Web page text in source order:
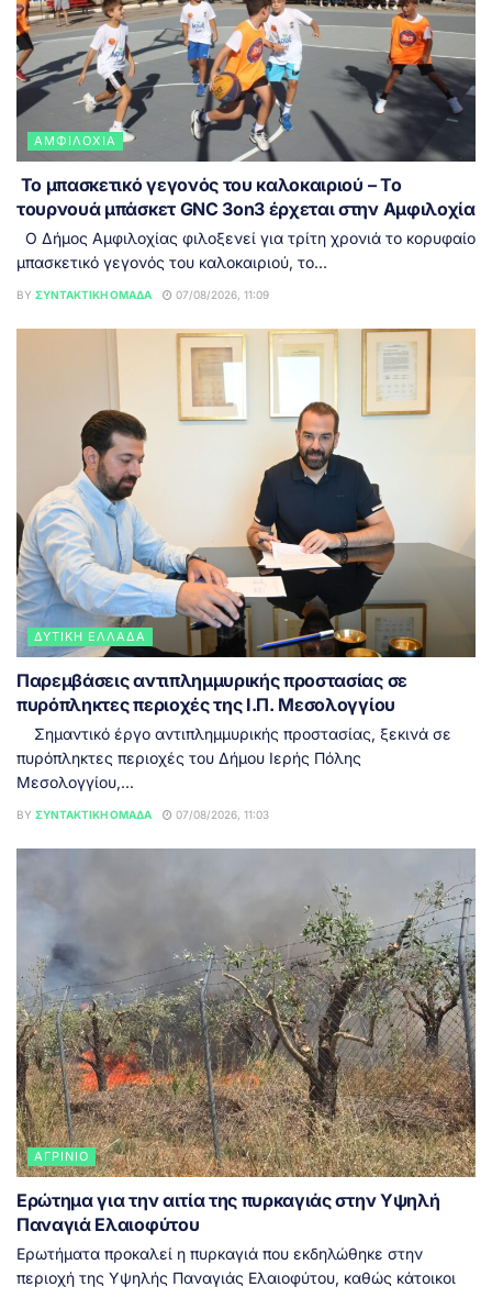
ΑΜΦΙΛΟΧΊΑ
Το μπασκετικό γεγονός του καλοκαιριού – Το
τουρνουά μπάσκετ GNC 3on3 έρχεται στην Αμφιλοχία
Ο Δήμος Αμφιλοχίας φιλοξενεί για τρίτη χρονιά το κορυφαίο
μπασκετικό γεγονός του καλοκαιριού, το...
BY ΣΥΝΤΑΚΤΙΚΉ ΟΜΆΔΑ 07/08/2026, 11:09
ΔΥΤΙΚΉ ΕΛΛΆΔΑ
Παρεμβάσεις αντιπλημμυρικής προστασίας σε
πυρόπληκτες περιοχές της Ι.Π. Μεσολογγίου
Σημαντικό έργο αντιπλημμυρικής προστασίας, ξεκινά σε
πυρόπληκτες περιοχές του Δήμου Ιερής Πόλης
Μεσολογγίου,...
BY ΣΥΝΤΑΚΤΙΚΉ ΟΜΆΔΑ 07/08/2026, 11:03
ΑΓΡΊΝΙΟ
Ερώτημα για την αιτία της πυρκαγιάς στην Υψηλή
Παναγιά Ελαιοφύτου
Ερωτήματα προκαλεί η πυρκαγιά που εκδηλώθηκε στην
περιοχή της Υψηλής Παναγιάς Ελαιοφύτου, καθώς κάτοικοι